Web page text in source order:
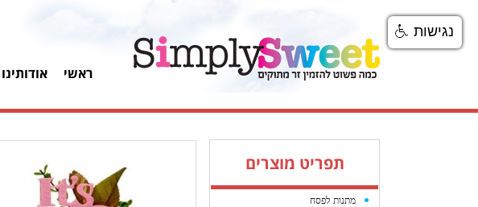
ראשי אודותינו
תפריט מוצרים
מתנות לפסח
נגישות